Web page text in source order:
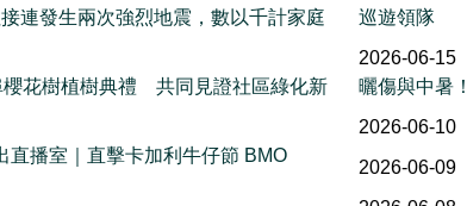
連發生兩次強烈地震，數以千計家庭
櫻花樹植樹典禮 共同見證社區綠化新
直播室｜直擊卡加利牛仔節 BMO
巡遊領隊
2026-06-15
曬傷與中暑！
2026-06-10
2026-06-09